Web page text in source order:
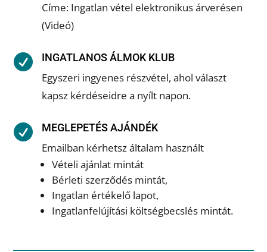
Címe: Ingatlan vétel elektronikus árverésen
(Videó)
 INGATLANOS ÁLMOK KLUB
Egyszeri ingyenes részvétel, ahol választ
kapsz kérdéseidre a nyílt napon.
 MEGLEPETÉS AJÁNDÉK
Emailban kérhetsz általam használt
Vételi ajánlat mintát
Bérleti szerződés mintát,
Ingatlan értékelő lapot,
Ingatlanfelújítási költségbecslés mintát.